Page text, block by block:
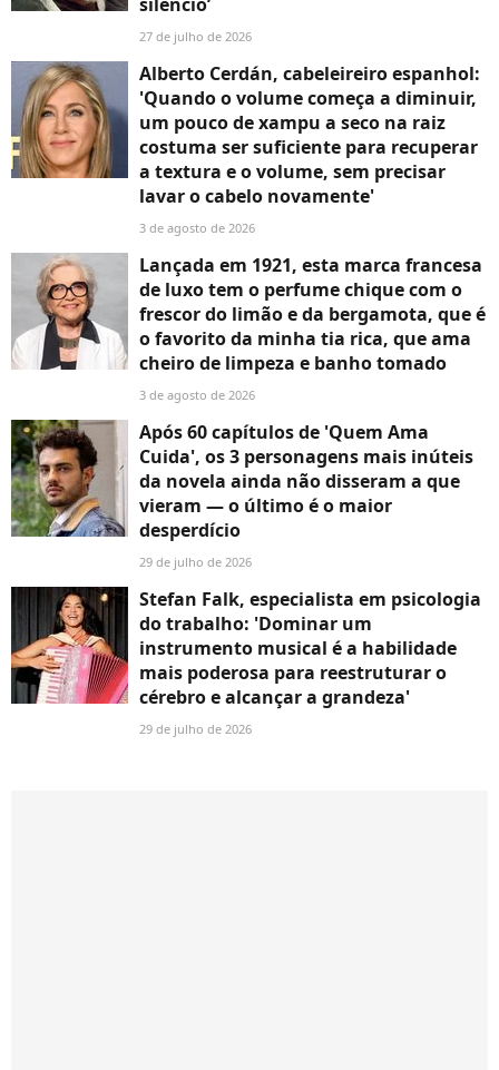
27 de julho de 2026
Alberto Cerdán, cabeleireiro espanhol:
'Quando o volume começa a diminuir,
um pouco de xampu a seco na raiz
costuma ser suficiente para recuperar
a textura e o volume, sem precisar
lavar o cabelo novamente'
3 de agosto de 2026
Lançada em 1921, esta marca francesa
de luxo tem o perfume chique com o
frescor do limão e da bergamota, que é
o favorito da minha tia rica, que ama
cheiro de limpeza e banho tomado
3 de agosto de 2026
Após 60 capítulos de 'Quem Ama
Cuida', os 3 personagens mais inúteis
da novela ainda não disseram a que
vieram — o último é o maior
desperdício
29 de julho de 2026
Stefan Falk, especialista em psicologia
do trabalho: 'Dominar um
instrumento musical é a habilidade
mais poderosa para reestruturar o
cérebro e alcançar a grandeza'
29 de julho de 2026